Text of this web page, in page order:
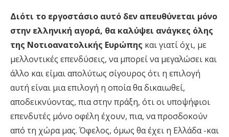
Διότι το εργοστάσιο αυτό δεν απευθύνεται μόνο
στην ελληνική αγορά, θα καλύψει ανάγκες όλης
της Νοτιοανατολικής Ευρώπης και γιατί όχι, με
μελλοντικές επενδύσεις, να μπορεί να μεγαλώσει και
άλλο και είμαι απολύτως σίγουρος ότι η επιλογή
αυτή είναι μια επιλογή η οποία θα δικαιωθεί,
αποδεικνύοντας, πια στην πράξη, ότι οι υποψήφιοι
επενδυτές μόνο οφέλη έχουν, πια, να προσδοκούν
από τη χώρα μας. Όφελος, όμως θα έχει η Ελλάδα -και